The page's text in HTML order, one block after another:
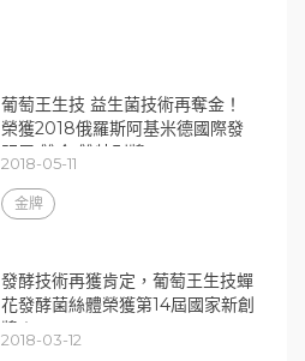
葡萄王生技 益生菌技術再奪金！
榮獲2018俄羅斯阿基米德國際發
明展 雙金 雙特別獎
2018-05-11
金牌
發酵技術再獲肯定，葡萄王生技蟬
花發酵菌絲體榮獲第14屆國家新創
獎！
2018-03-12